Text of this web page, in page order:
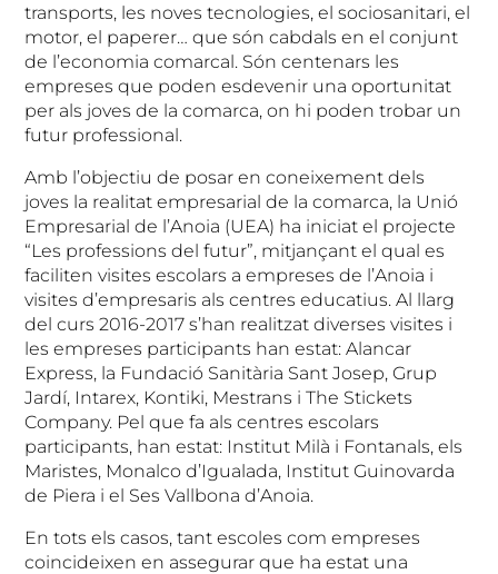
transports, les noves tecnologies, el sociosanitari, el
motor, el paperer… que són cabdals en el conjunt
de l’economia comarcal. Són centenars les
empreses que poden esdevenir una oportunitat
per als joves de la comarca, on hi poden trobar un
futur professional.
Amb l’objectiu de posar en coneixement dels
joves la realitat empresarial de la comarca, la Unió
Empresarial de l’Anoia (UEA) ha iniciat el projecte
“Les professions del futur”, mitjançant el qual es
faciliten visites escolars a empreses de l’Anoia i
visites d’empresaris als centres educatius. Al llarg
del curs 2016-2017 s’han realitzat diverses visites i
les empreses participants han estat: Alancar
Express, la Fundació Sanitària Sant Josep, Grup
Jardí, Intarex, Kontiki, Mestrans i The Stickets
Company. Pel que fa als centres escolars
participants, han estat: Institut Milà i Fontanals, els
Maristes, Monalco d’Igualada, Institut Guinovarda
de Piera i el Ses Vallbona d’Anoia.
En tots els casos, tant escoles com empreses
coincideixen en assegurar que ha estat una